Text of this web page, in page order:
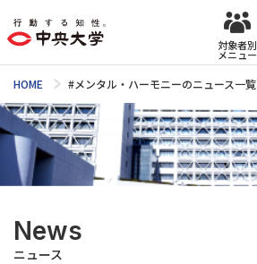
対象者別
メニュー
HOME #メンタル・ハーモニーのニュース一覧
News
ニュース